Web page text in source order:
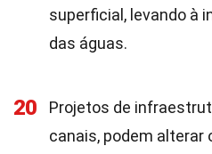
superficial, levando à
das águas.
20
Projetos de
canais, podem alterar